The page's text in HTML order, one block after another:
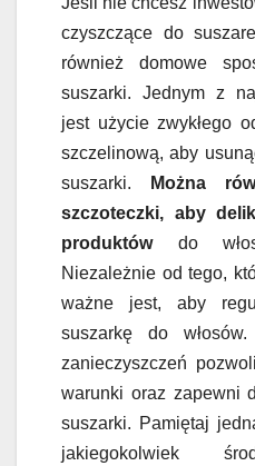
czyszczące do
również domowe
suszarki. Jednym z
jest użycie zwykłego
szczelinową, aby
suszarki.
Można
szczoteczki, aby
produktówdo
Niezależnie od tego,
ważne jest, aby
suszarkę do
zanieczyszczeń
warunki oraz zapewni
suszarki. Pamiętaj
jakiegokolwiek